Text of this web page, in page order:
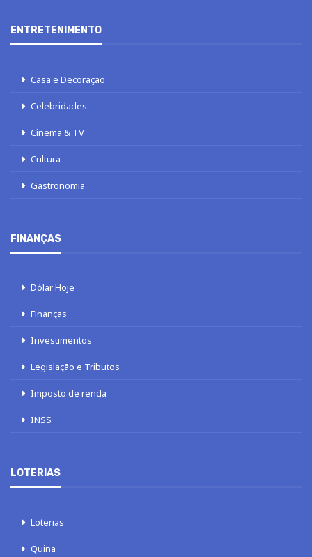
ENTRETENIMENTO
Casa e Decoração
Celebridades
Cinema & TV
Cultura
Gastronomia
FINANÇAS
Dólar Hoje
Finanças
Investimentos
Legislação e Tributos
Imposto de renda
INSS
LOTERIAS
Loterias
Quina